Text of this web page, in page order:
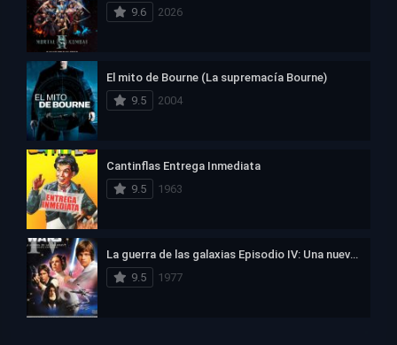
9.6
2026
El mito de Bourne (La supremacía Bourne)
9.5
2004
Cantinflas Entrega Inmediata
9.5
1963
La guerra de las galaxias Episodio IV: Una nueva esperanza
9.5
1977